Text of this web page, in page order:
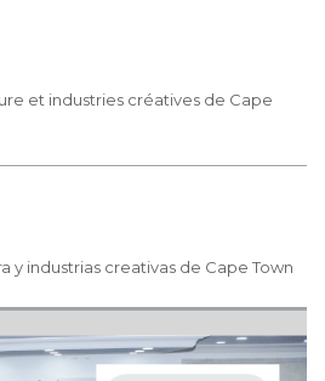
et industries créatives de Cape
y industrias creativas de Cape Town